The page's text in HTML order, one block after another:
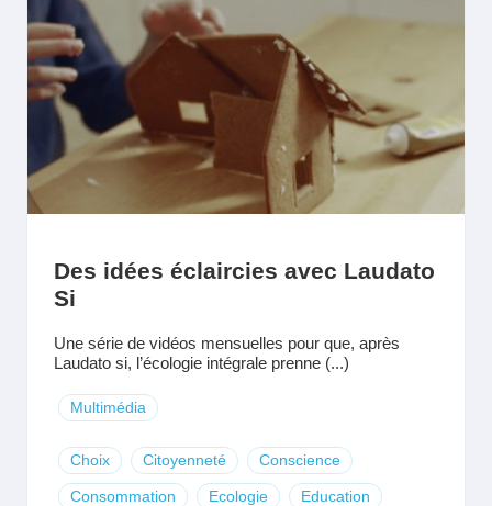
Des idées éclaircies avec Laudato
Si
Une série de vidéos mensuelles pour que, après
Laudato si, l’écologie intégrale prenne (...)
Multimédia
Choix Citoyenneté Conscience
Consommation Ecologie Education